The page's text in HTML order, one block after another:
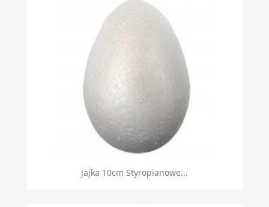
Jajka 10cm Styropianowe...